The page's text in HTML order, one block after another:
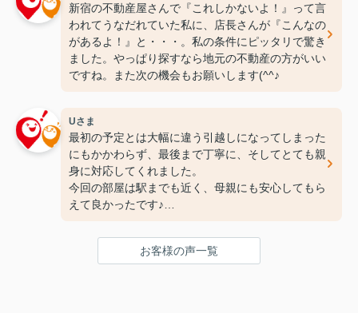
新宿の不動産屋さんで『これしかないよ！』って言
われてうなだれていた私に、店長さんが『こんなの
があるよ！』と・・・。私の条件にピッタリで驚き
ました。やっぱり探すなら地元の不動産の方がいい
ですね。また次の機会もお願いします(^^♪
Uさま
最初の予定とは大幅に違う引越しになってしまった
にもかかわらず、最後まで丁寧に、そしてとても親
身に対応してくれました。
今回の部屋は駅までも近く、母親にも安心してもら
えて良かったです♪
ってます！
ありがとうございました(^^♪
お客様の声一覧